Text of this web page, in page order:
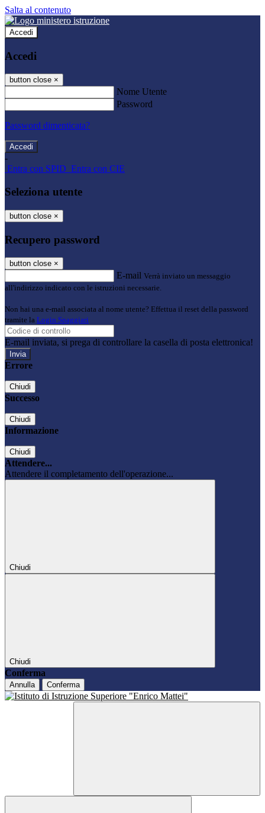
Salta al contenuto
Accedi
Accedi
button close ×
Nome Utente
Password
Password dimenticata?
-
Entra con SPID Entra con CIE
Seleziona utente
button close ×
Recupero password
button close ×
E-mail Verrà inviato un messaggio
all'indirizzo indicato con le istruzioni necessarie.
Non hai una e-mail associata al nome utente? Effettua il reset della password
tramite la Login Spaggiari
E-mail inviata, si prega di controllare la casella di posta elettronica!
Errore
Chiudi
Successo
Chiudi
Informazione
Chiudi
Attendere...
Attendere il completamento dell'operazione...
Chiudi
Chiudi
Conferma
Annulla Conferma